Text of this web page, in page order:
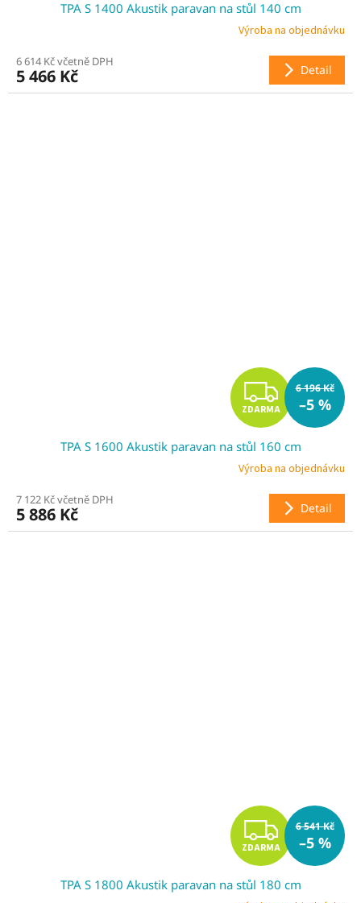
A
R
M
TPA S 1400 Akustik paravan na stůl 140 cm
Výroba na objednávku
6 614 Kč včetně DPH
5 466 Kč Detail
Z
D
A
R
M
ZDARMA
6 196 Kč
–5 %
TPA S 1600 Akustik paravan na stůl 160 cm
Výroba na objednávku
7 122 Kč včetně DPH
5 886 Kč Detail
Z
D
ZDARMA
6 541 Kč
–5 %
TPA S 1800 Akustik paravan na stůl 180 cm